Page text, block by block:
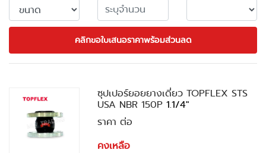
คลิกขอใบเสนอราคาพร้อมส่วนลด
ซุปเปอร์ยอยยางเดี่ยว TOPFLEX STS
USA NBR 150P1.1/4"
ราคา ต่อ
คงเหลือ